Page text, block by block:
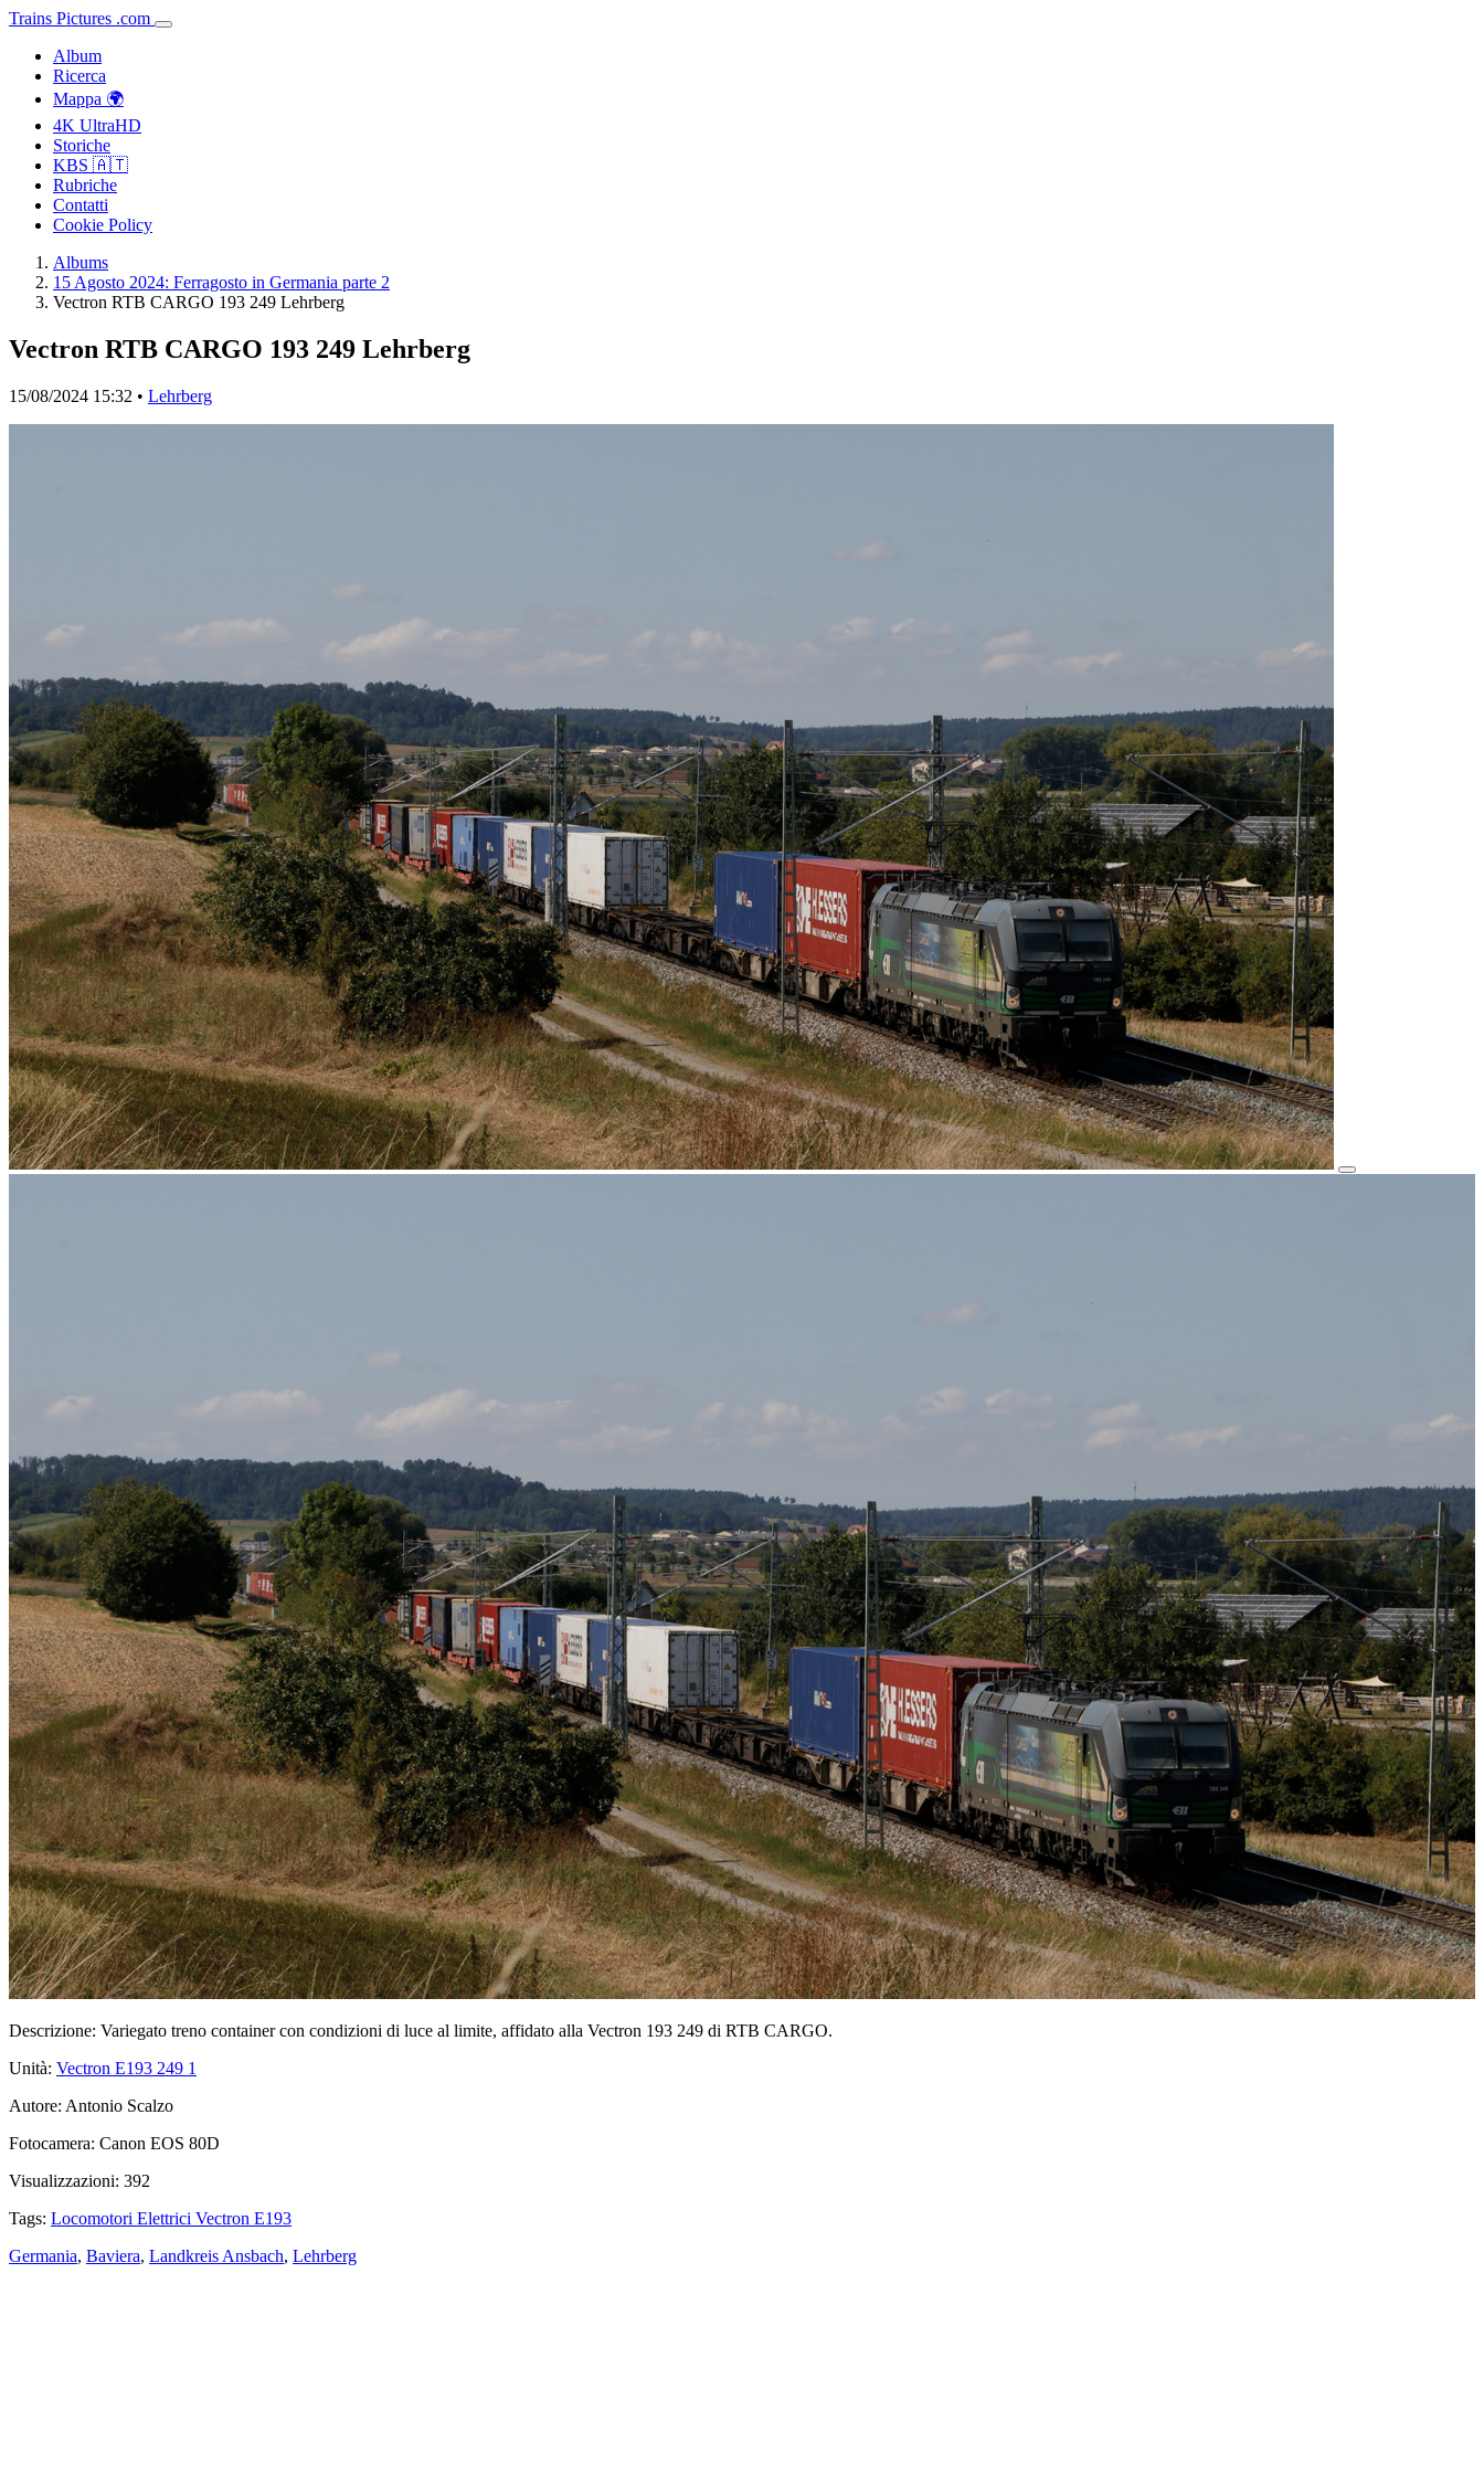
Trains Pictures .com
Album
Ricerca
Mappa 🌍
4K UltraHD
Storiche
KBS 🇦🇹
Rubriche
Contatti
Cookie Policy
Albums
15 Agosto 2024: Ferragosto in Germania parte 2
Vectron RTB CARGO 193 249 Lehrberg
Vectron RTB CARGO 193 249 Lehrberg
15/08/2024 15:32 • Lehrberg
Descrizione: Variegato treno container con condizioni di luce al limite, affidato alla Vectron 193 249 di RTB CARGO.
Unità: Vectron E193 249 1
Autore: Antonio Scalzo
Fotocamera: Canon EOS 80D
Visualizzazioni: 392
Tags: Locomotori Elettrici Vectron E193
Germania, Baviera, Landkreis Ansbach, Lehrberg